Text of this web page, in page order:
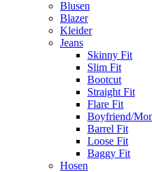
Blusen
Blazer
Kleider
Jeans
Skinny Fit
Slim Fit
Bootcut
Straight Fit
Flare Fit
Boyfriend/
Barrel Fit
Loose Fit
Baggy Fit
Hosen